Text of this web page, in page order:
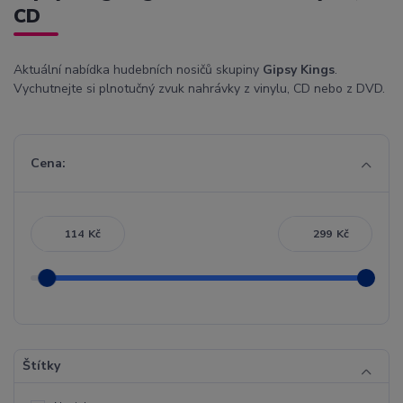
CD
Aktuální nabídka hudebních nosičů skupiny Gipsy Kings.
Vychutnejte si plnotučný zvuk nahrávky z vinylu, CD nebo z DVD.
Cena:
Kč Kč
Štítky